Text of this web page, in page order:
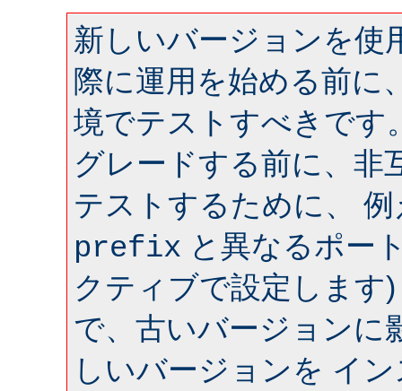
新しいバージョンを使
際に運用を始める前に
境でテストすべきです
グレードする前に、非
テストするために、
prefix と異なるポー
クティブで設定します
で、古いバージョンに
しいバージョンを イ